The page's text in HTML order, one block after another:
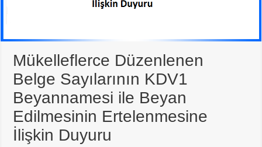
Mükelleflerce Düzenlenen
Belge Sayılarının KDV1
Beyannamesi ile Beyan
Edilmesinin Ertelenmesine
İlişkin Duyuru